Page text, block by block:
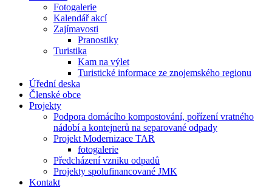
Fotogalerie
Kalendář akcí
Zajímavosti
Pranostiky
Turistika
Kam na výlet
Turistické informace ze znojemského regionu
Úřední deska
Členské obce
Projekty
Podpora domácího kompostování, pořízení vratného
nádobí a kontejnerů na separované odpady
Projekt Modernizace TAR
fotogalerie
Předcházení vzniku odpadů
Projekty spolufinancované JMK
Kontakt